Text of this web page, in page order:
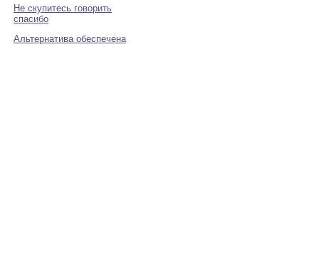
Не скупитесь говорить
спасибо
Альтернатива обеспечена